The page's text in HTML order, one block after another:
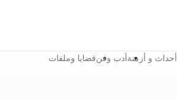
قضايا وملفاتأدب وفنأحداث و أزمنة